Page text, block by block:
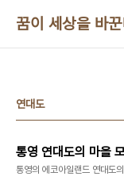
꿈이 세상을 바
연대도
통영 연대도의 마을
통영의 에코아일랜드 연대도